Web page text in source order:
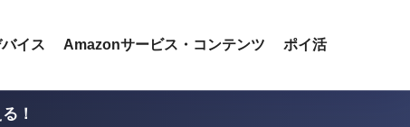
イス Amazonサービス・コンテンツ ポイ活
！